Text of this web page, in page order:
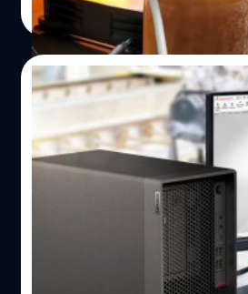
Read More
11/01/2024
สถิติเผยตัวเลขยอดขาย
เป็นประวัติการณ์ เมื่อเทีย
ข้อมูลจาก IDC ระบุว่าตัวเลขการจั
รายใหญ่ในปี 2023 ลดลงจากปี
ลดลงที่มากที่สุดเท่าที่เคยมีมา
| 939 days ago